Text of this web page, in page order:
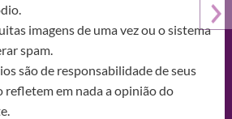
imagens de uma vez ou o sistema
spam.
são de responsabilidade de seus
refletem em nada a opinião do